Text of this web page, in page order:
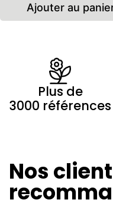
Ajouter au
Plus de
3000 références
Nos Olivier
24/08/